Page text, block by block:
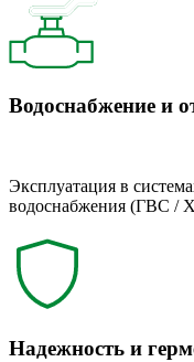
Водоснабжение и
Эксплуатация в
водоснабжения (ГВС /
Надежность и